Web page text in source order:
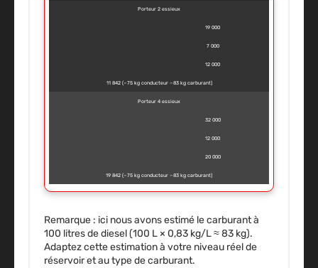
Porteur 2 essieux
19 000
7 000
12 000
11 842 (−75 kg conducteur −83 kg carburant)
Porteur 4 essieux
32 000
12 000
20 000
19 842 (−75 kg conducteur −83 kg carburant)
Remarque : ici nous avons estimé le carburant à
100 litres de diesel (100 L × 0,83 kg/L ≈ 83 kg).
Adaptez cette estimation à votre niveau réel de
réservoir et au type de carburant.